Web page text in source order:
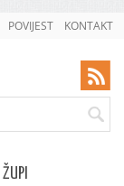
POVIJEST KONTAKT